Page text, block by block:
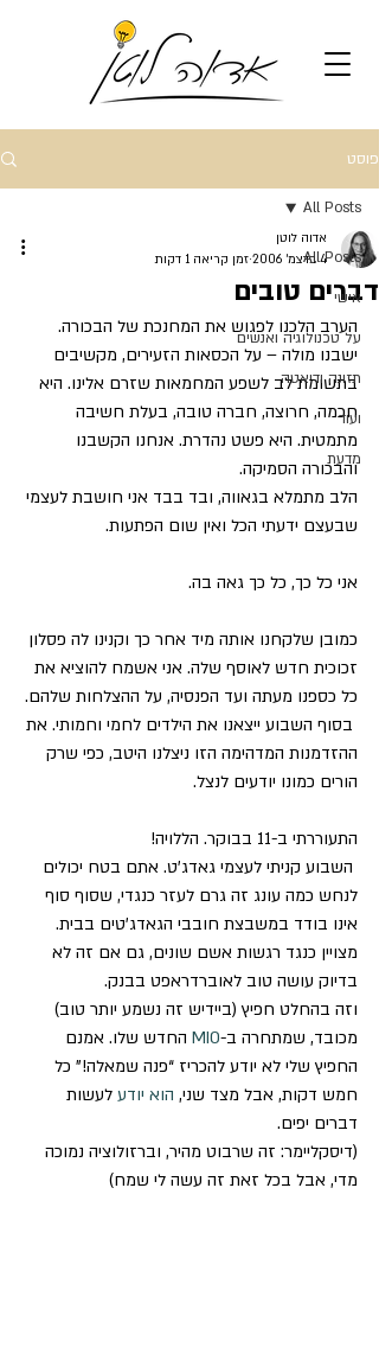
פוסט
All Posts
אישי
על טכנולוגיה ואנשים
תזונה ודיאטה
ועוד
מדעת
All Posts
דברים טובים
אדוה לוטן
4 בדצמ׳ 2006
זמן קריאה 1 דקות
הערב הלכנו לפגוש את המחנכת של הבכורה.
ישבנו מולה – על הכסאות הזעירים, מקשיבים
בתשומת לב לשפע המחמאות שזרם אלינו. היא
חכמה, חרוצה, חברה טובה, בעלת חשיבה
מתמטית. היא פשט נהדרת. אנחנו הקשבנו
והבכורה הסמיקה.
הלב מתמלא בגאווה, ובד בבד אני חושבת לעצמי
שבעצם ידעתי הכל ואין שום הפתעות.
אני כל כך, כל כך גאה בה.
כמובן שלקחנו אותה מיד אחר כך וקנינו לה פסלון
זכוכית חדש לאוסף שלה. אני אשמח להוציא את
כל כספנו מעתה ועד הפנסיה, על ההצלחות שלהם.
בסוף השבוע ייצאנו את הילדים לחמי וחמותי. את
ההזדמנות המדהימה הזו ניצלנו היטב, כפי שרק
הורים כמונו יודעים לנצל.
התעוררתי ב-11 בבוקר. הללויה!
השבוע קניתי לעצמי גאדג’ט. אתם בטח יכולים
לנחש כמה עונג זה גרם לעזר כנגדי, שסוף סוף
אינו בודד במשבצת חובבי הגאדג’טים בבית.
מצויין כנגד רגשות אשם שונים, גם אם זה לא
בדיוק עושה טוב לאוברדראפט בבנק.
וזה בהחלט חפיץ (ביידיש זה נשמע יותר טוב)
מכובד, שמתחרה ב-MIO החדש שלו. אמנם
החפיץ שלי לא יודע להכריז “פנה שמאלה!” כל
חמש דקות, אבל מצד שני, הוא יודע לעשות
דברים יפים.
(דיסקליימר: זה שרבוט מהיר, וברזולוציה נמוכה
מדי, אבל בכל זאת זה עשה לי שמח)